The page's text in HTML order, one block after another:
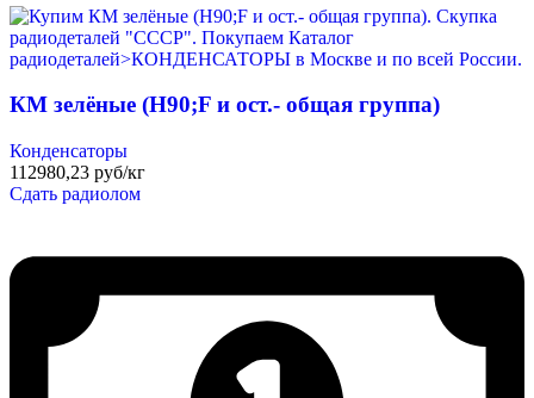
КМ зелёные (H90;F и ост.- общая группа)
Конденсаторы
112980,23 руб/кг
Сдать радиолом